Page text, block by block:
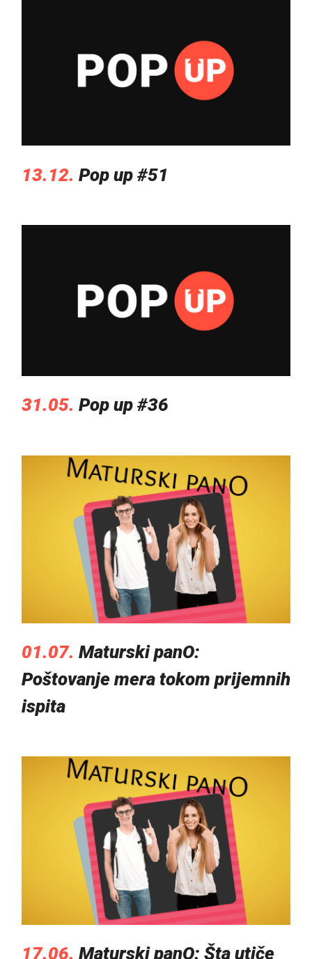
13.12. Pop up #51
31.05. Pop up #36
01.07. Maturski panO:
Poštovanje mera tokom prijemnih
ispita
17.06. Maturski panO: Šta utiče